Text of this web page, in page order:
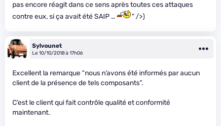
pas encore réagit dans ce sens après toutes ces attaques
contre eux, si ça avait été SAIP …
" />)
Sylvounet
Le 10/10/2018 à 17h06
Excellent la remarque “nous n’avons été informés par aucun
client de la présence de tels composants”.
C’est le client qui fait contrôle qualité et conformité
maintenant.